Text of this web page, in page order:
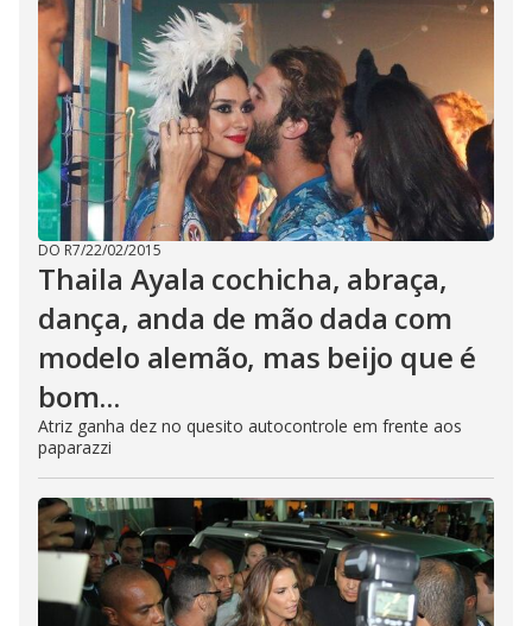
DO R7/22/02/2015
Thaila Ayala cochicha, abraça,
dança, anda de mão dada com
modelo alemão, mas beijo que é
bom...
Atriz ganha dez no quesito autocontrole em frente aos
paparazzi